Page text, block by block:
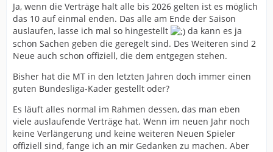
Ja, wenn die Verträge halt alle bis 2026 gelten ist es möglich
das 10 auf einmal enden. Das alle am Ende der Saison
auslaufen, lasse ich mal so hingestellt
da kann es ja
schon Sachen geben die geregelt sind. Des Weiteren sind 2
Neue auch schon offiziell, die dem entgegen stehen.
Bisher hat die MT in den letzten Jahren doch immer einen
guten Bundesliga-Kader gestellt oder?
Es läuft alles normal im Rahmen dessen, das man eben
viele auslaufende Verträge hat. Wenn im neuen Jahr noch
keine Verlängerung und keine weiteren Neuen Spieler
offiziell sind, fange ich an mir Gedanken zu machen. Aber